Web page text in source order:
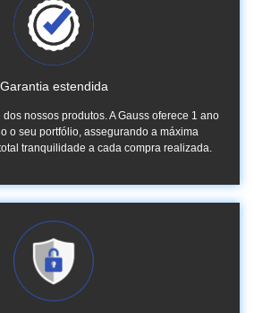
Garantia estendida
nossos produtos. A Gauss oferece 1 ano
o seu portfólio, assegurando a máxima
tranquilidade a cada compra realizada.